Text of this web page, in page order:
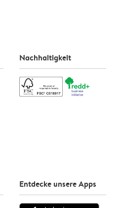
Nachhaltigkeit
Entdecke unsere Apps